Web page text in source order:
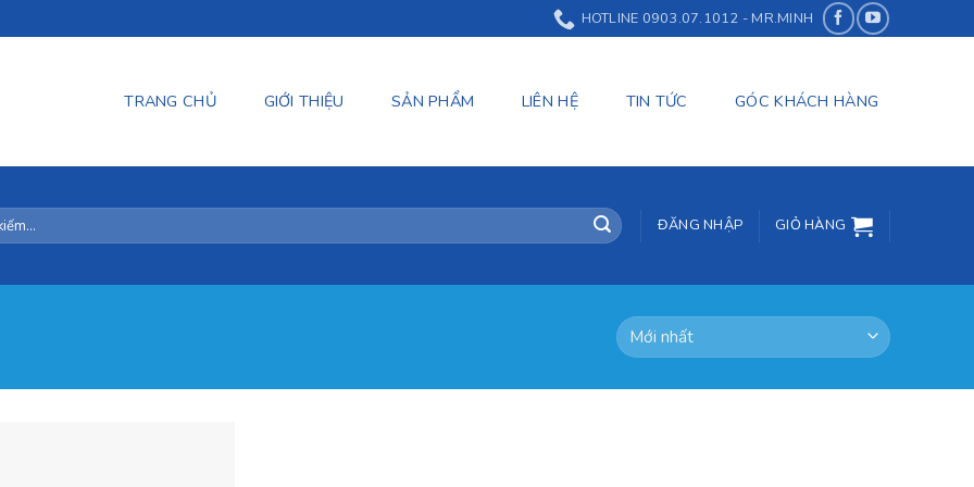
HOTLINE 0903.07.1012 - MR.MINH
TRANG CHỦ GIỚI THIỆU SẢN PHẨM LIÊN HỆ TIN TỨC GÓC KHÁCH HÀNG
ĐĂNG NHẬP GIỎ HÀNG